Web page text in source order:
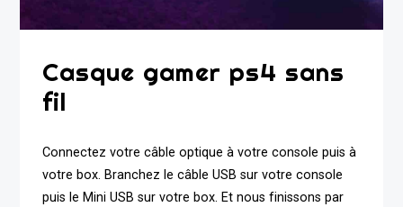
Casque gamer ps4 sans
fil
Connectez votre câble optique à votre console puis à
votre box. Branchez le câble USB sur votre console
puis le Mini USB sur votre box. Et nous finissons par